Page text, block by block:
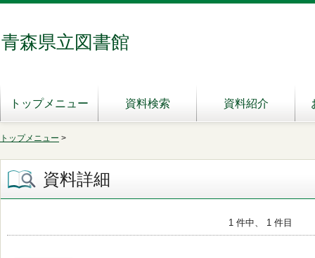
青森県立図書館
トップメニュー 資料検索 資料紹介
トップメニュー >
資料詳細
1 件中、 1 件目